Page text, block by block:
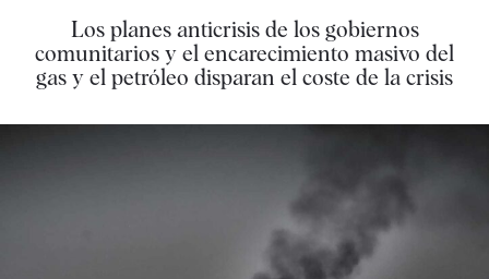
Los planes anticrisis de los gobiernos
comunitarios y el encarecimiento masivo del
gas y el petróleo disparan el coste de la crisis